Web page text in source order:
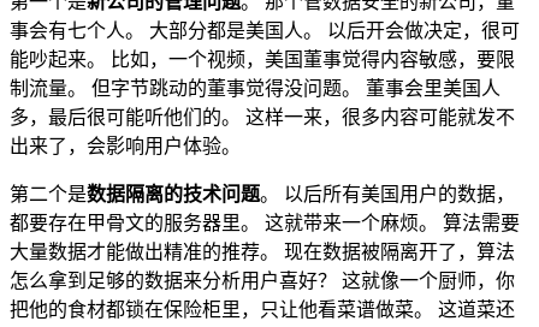
事会有七个人。 大部分都是美国人。 以后开会做决定，很可
能吵起来。 比如，一个视频，美国董事觉得内容敏感，要限
制流量。 但字节跳动的董事觉得没问题。 董事会里美国人
多，最后很可能听他们的。 这样一来，很多内容可能就发不
出来了，会影响用户体验。
第二个是数据隔离的技术问题。 以后所有美国用户的数据，
都要存在甲骨文的服务器里。 这就带来一个麻烦。 算法需要
大量数据才能做出精准的推荐。 现在数据被隔离开了，算法
怎么拿到足够的数据来分析用户喜好？ 这就像一个厨师，你
把他的食材都锁在保险柜里，只让他看菜谱做菜。 这道菜还